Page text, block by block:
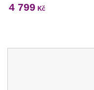
4 799 Kč